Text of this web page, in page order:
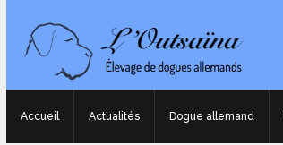
Accueil Actualités Dogue allemand